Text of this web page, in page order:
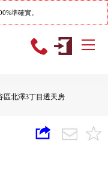
準確實。
區北澤3丁目透天房